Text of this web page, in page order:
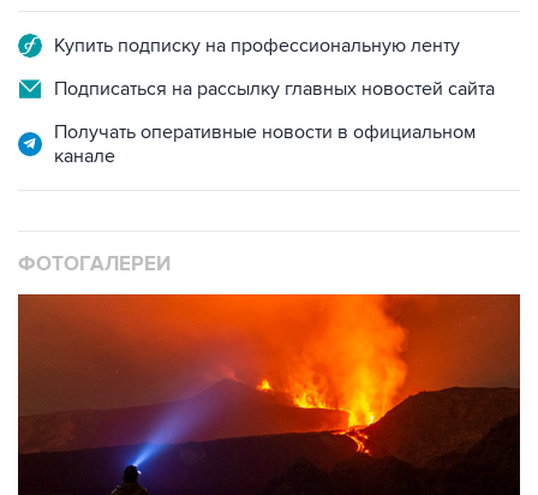
Купить подписку на профессиональную ленту
Подписаться на рассылку главных новостей сайта
Получать оперативные новости в официальном
канале
ФОТОГАЛЕРЕИ